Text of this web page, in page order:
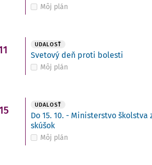
Môj plán
UDALOSŤ
Svetový deň proti bolesti
Môj plán
UDALOSŤ
Do 15. 10. - Ministerstvo
skúšok
Môj plán